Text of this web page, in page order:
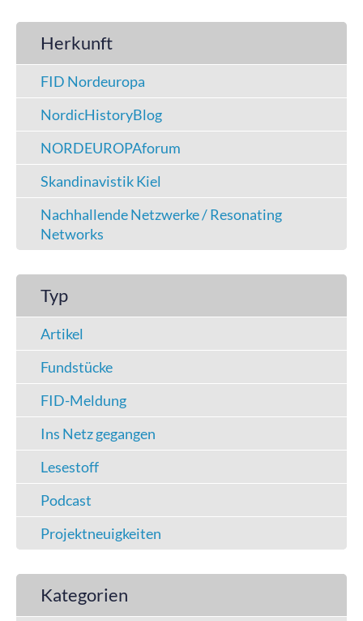
Herkunft
FID Nordeuropa
NordicHistoryBlog
NORDEUROPAforum
Skandinavistik Kiel
Nachhallende Netzwerke / Resonating
Networks
Typ
Artikel
Fundstücke
FID-Meldung
Ins Netz gegangen
Lesestoff
Podcast
Projektneuigkeiten
Kategorien